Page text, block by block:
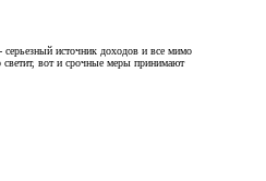
источник доходов и все мимо
светит, вот и срочные меры принимают